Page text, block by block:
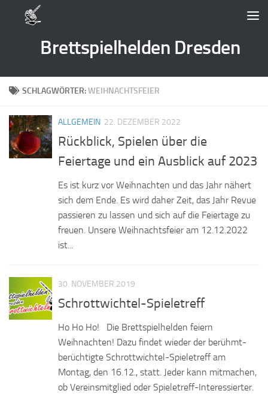
Zum Inhalt springen
Brettspielhelden Dresden
SCHLAGWÖRTER:WEIHNACHTSFEIER
ALLGEMEIN 22. DEZEMBER 2022
Rückblick, Spielen über die
Feiertage und ein Ausblick auf 2023
Es ist kurz vor Weihnachten und das Jahr nähert
sich dem Ende. Es wird daher Zeit, das Jahr Revue
passieren zu lassen und sich auf die Feiertage zu
freuen. Unsere Weihnachtsfeier am 12.12.2022
ist...
30. NOVEMBER 2019
Schrottwichtel-Spieletreff
Ho Ho Ho! Die Brettspielhelden feiern
Weihnachten! Dazu findet wieder der berühmt-
berüchtigte Schrottwichtel-Spieletreff am
Montag, den 16.12., statt. Jeder kann mitmachen,
ob Vereinsmitglied oder Spieletreff-Interessierter.